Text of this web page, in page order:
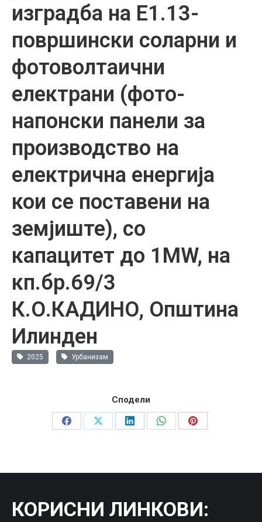
изградба на Е1.13-
површински соларни и
фотоволтаични
електрани (фото-
напонски панели за
производство на
електрична енергија
кои се поставени на
земјиште), со
капацитет до 1MW, на
кп.бр.69/3
К.О.КАДИНО, Општина
Илинден
2025 Урбанизам
Сподели
Share
Share
Share
Share
Share
КОРИСНИ ЛИНКОВИ: